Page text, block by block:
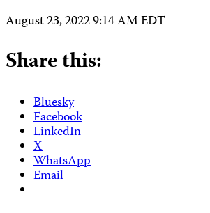
August 23, 2022 9:14 AM EDT
Share this:
Bluesky
Facebook
LinkedIn
X
WhatsApp
Email